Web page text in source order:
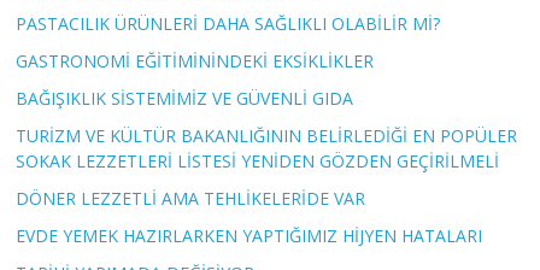
PASTACILIK ÜRÜNLERİ DAHA SAĞLIKLI OLABİLİR Mİ?
GASTRONOMİ EĞİTİMİNİNDEKİ EKSİKLİKLER
BAĞIŞIKLIK SİSTEMİMİZ VE GÜVENLİ GIDA
TURİZM VE KÜLTÜR BAKANLIĞININ BELİRLEDİĞİ EN POPÜLER
SOKAK LEZZETLERİ LİSTESİ YENİDEN GÖZDEN GEÇİRİLMELİ
DÖNER LEZZETLİ AMA TEHLİKELERİDE VAR
EVDE YEMEK HAZIRLARKEN YAPTIĞIMIZ HİJYEN HATALARI